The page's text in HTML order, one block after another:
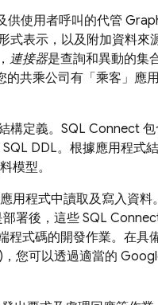
供使用者呼叫的代管
式表示，以及附加資料來
連接器是查詢和異動的集
共乘公司有「乘客」應
定義。 SQL Connect 包
DDL。根據應用程式結
模型。
用程式中讀取及寫入資料。
署後，這些 SQL
程式碼的開發作業。在具
您可以透過適當的